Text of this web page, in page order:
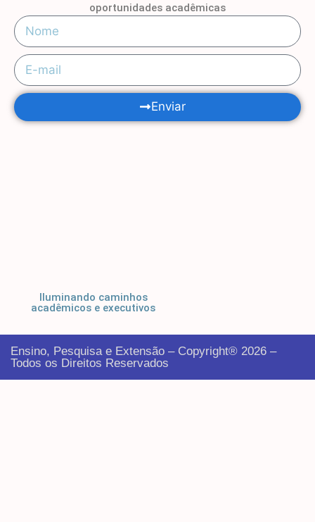
oportunidades acadêmicas
Enviar
Iluminando caminhos
acadêmicos e executivos
Ensino, Pesquisa e Extensão – Copyright® 2026 –
Todos os Direitos Reservados